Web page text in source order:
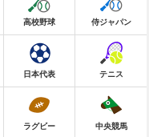
高校野球 侍ジャパン
日本代表 テニス
ラグビー 中央競馬